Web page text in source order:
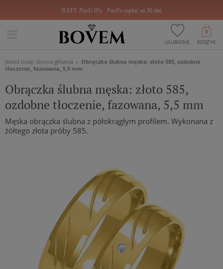
RATY PayU 0% PayPo zapłać za 30 dni
ULUBIONE KOSZYK
0
Jesteś tutaj: Strona główna
Obrączka ślubna męska: złoto 585, ozdobne
tłoczenie, fazowana, 5,5 mm
Obrączka ślubna męska: złoto 585,
ozdobne tłoczenie, fazowana, 5,5 mm
Męska obrączka ślubna z półokrągłym profilem. Wykonana z
żółtego złota próby 585.